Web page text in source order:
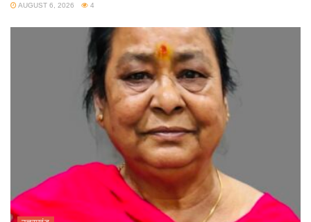
AUGUST 6, 2026 4